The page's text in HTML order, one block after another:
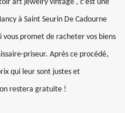
art jewelry vintage , c’est une
à Saint Seurin De Cadourne
vous promet de racheter vos biens
priseur. Après ce procédé,
qui leur sont justes et
restera gratuite !